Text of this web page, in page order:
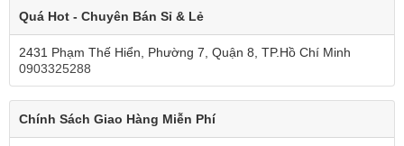
Quá Hot - Chuyên Bán Sỉ & Lẻ
2431 Phạm Thế Hiển, Phường 7, Quận 8, TP.Hồ Chí Minh
0903325288
Chính Sách Giao Hàng Miễn Phí